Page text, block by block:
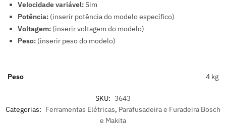
Velocidade variável:Sim
Potência: (inserir potência do modelo específico)
Voltagem: (inserir voltagem do modelo)
Peso: (inserir peso do modelo)
Peso 4 kg
SKU: 3643
Categorias: Ferramentas Elétricas, Parafusadeira e Furadeira Bosch
e Makita